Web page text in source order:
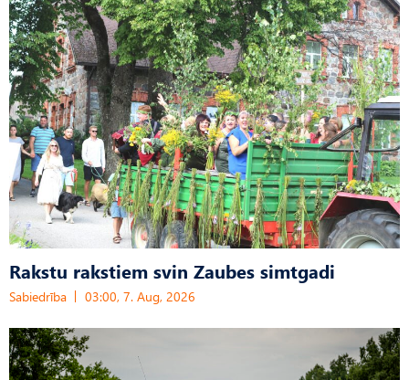
Rakstu rakstiem svin Zaubes simtgadi
Sabiedrība 03:00, 7. Aug, 2026